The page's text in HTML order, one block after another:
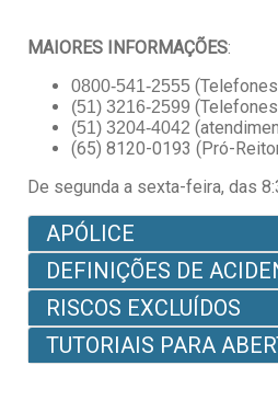
MAIORES INFORMAÇÕES:
0800-541-2555
(51) 3216-2599
(51) 3204-4042
(65) 8120-0193 (Pró-
De segunda a sexta-feira, das
APÓLICE
DEFINIÇÕES DE
RISCOS EXCLUÍDOS
TUTORIAIS PARA